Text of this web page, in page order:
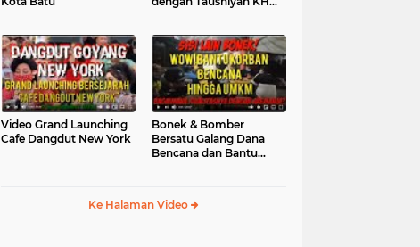
Video Grand Launching
Cafe Dangdut New York
Bonek & Bomber
Bersatu Galang Dana
Bencana dan Bantu
Ke Halaman Video